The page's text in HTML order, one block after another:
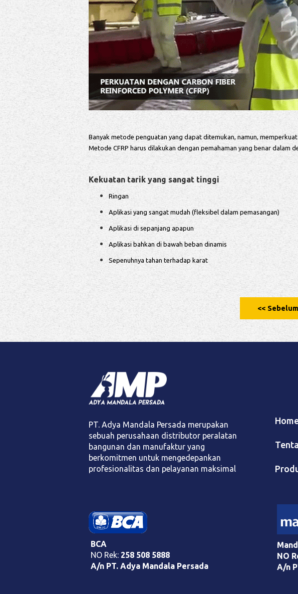
Banyak metode penguatan yang dapat ditemukan, namun,
Metode CFRP harus dilakukan dengan pemahaman yang benar dalam
Kekuatan tarik yang sangat tinggi
Ringan
Aplikasi yang sangat mudah (fleksibel dalam pemasangan)
Aplikasi di sepanjang apapun
Aplikasi bahkan di bawah beban dinamis
Sepenuhnya tahan terhadap karat
<<
PT. Adya Mandala Persada merupakan
sebuah perusahaan distributor peralatan
bangunan dan manufaktur yang
berkomitmen untuk mengedepankan
profesionalitas dan pelayanan maksimal
BCA
NO Rek: 258 508 5888
A/n PT. Adya Mandala Persada
NO
A/n PT.